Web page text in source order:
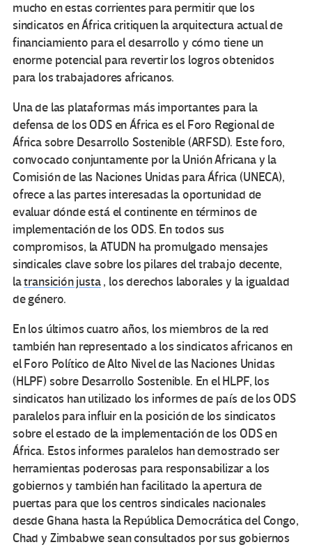
mucho en estas corrientes para permitir que los
sindicatos en África critiquen la arquitectura actual de
financiamiento para el desarrollo y cómo tiene un
enorme potencial para revertir los logros obtenidos
para los trabajadores africanos.
Una de las plataformas más importantes para la
defensa de los ODS en África es el Foro Regional de
África sobre Desarrollo Sostenible (ARFSD). Este foro,
convocado conjuntamente por la Unión Africana y la
Comisión de las Naciones Unidas para África (UNECA),
ofrece a las partes interesadas la oportunidad de
evaluar dónde está el continente en términos de
implementación de los ODS. En todos sus
compromisos, la ATUDN ha promulgado mensajes
sindicales clave sobre los pilares del trabajo decente,
latransición justa, los derechos laborales y la igualdad
de género.
En los últimos cuatro años, los miembros de la red
también han representado a los sindicatos africanos en
el Foro Político de Alto Nivel de las Naciones Unidas
(HLPF) sobre Desarrollo Sostenible. En el HLPF, los
sindicatos han utilizado los informes de país de los ODS
paralelos para influir en la posición de los sindicatos
sobre el estado de la implementación de los ODS en
África. Estos informes paralelos han demostrado ser
herramientas poderosas para responsabilizar a los
gobiernos y también han facilitado la apertura de
puertas para que los centros sindicales nacionales
desde Ghana hasta la República Democrática del Congo,
Chad y Zimbabwe sean consultados por sus gobiernos